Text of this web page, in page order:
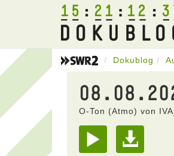
15 21 12
Dokublog
O-Ton (Atmo) von